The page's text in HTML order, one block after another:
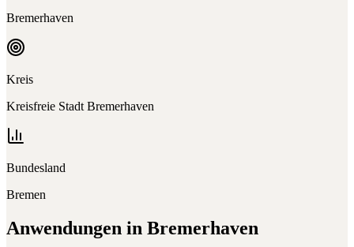
Bremerhaven
Kreis
Kreisfreie Stadt Bremerhaven
Bundesland
Bremen
Anwendungen in Bremerhaven